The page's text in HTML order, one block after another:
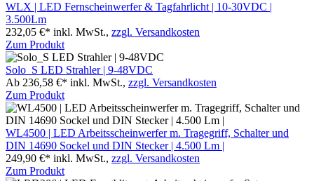
WLX | LED Fernscheinwerfer & Tagfahrlicht | 10-30VDC |
3.500Lm
232,05 €* inkl. MwSt., zzgl. Versandkosten
Zum Produkt
Solo_S LED Strahler | 9-48VDC
Ab 236,58 €* inkl. MwSt., zzgl. Versandkosten
Zum Produkt
WL4500 | LED Arbeitsscheinwerfer m. Tragegriff, Schalter und
DIN 14690 Sockel und DIN Stecker | 4.500 Lm |
249,90 €* inkl. MwSt., zzgl. Versandkosten
Zum Produkt